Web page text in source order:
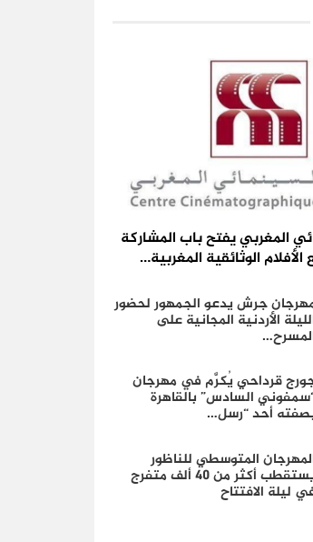
المغربي يفتح باب المشاركة
الوثائقية المغربية…
جرش يدعو الجمهور لحضور
الأردنية المجانية على
قرداحي يُكرَّم في مهرجان
السادس” بالقاهرة
أحد “رسل…
المتوسطي للناظور
يستقطب أكثر من 40 ألف متفرج
ليلة الافتتاح